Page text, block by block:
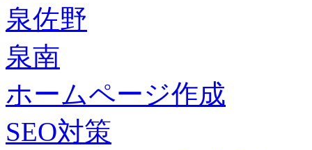
泉佐野
泉南
ホームページ作成
SEO対策